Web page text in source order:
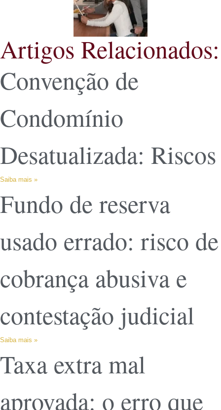
Artigos Relacionados:
Convenção de
Condomínio
Desatualizada: Riscos
Saiba mais »
Fundo de reserva
usado errado: risco de
cobrança abusiva e
contestação judicial
Saiba mais »
Taxa extra mal
aprovada: o erro que